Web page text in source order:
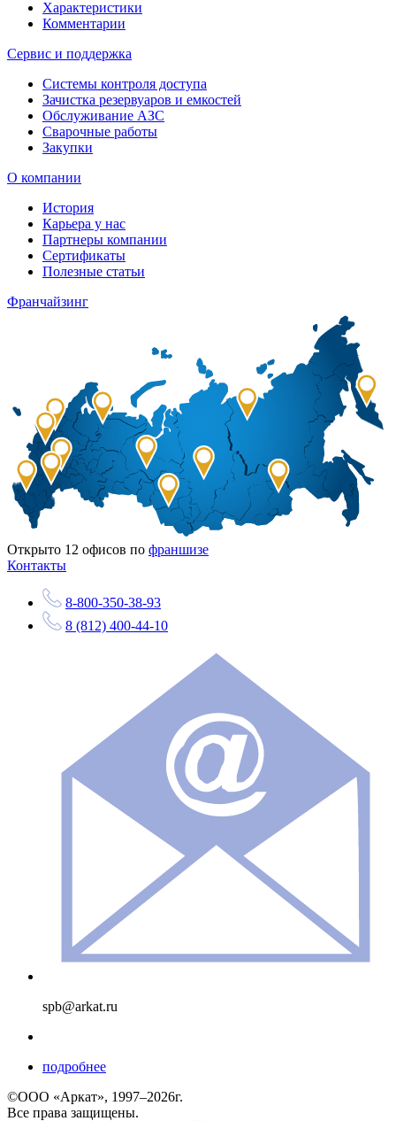
Характеристики
Комментарии
Сервис и поддержка
Системы контроля доступа
Зачистка резервуаров и емкостей
Обслуживание АЗС
Сварочные работы
Закупки
О компании
История
Карьера у нас
Партнеры компании
Сертификаты
Полезные статьи
Франчайзинг
Открыто 12 офисов по франшизе
Контакты
8-800-350-38-93
8 (812) 400-44-10
spb@arkat.ru
подробнее
©ООО «Аркат», 1997–2026г.
Все права защищены.